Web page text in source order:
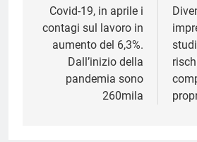
articoli
Covid-19, in aprile i
contagi sul lavoro in
aumento del 6,3%.
Dall’inizio della
pandemia sono
260mila